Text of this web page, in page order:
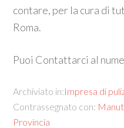
contare, per la cura di
Roma.
Puoi Contattarci al
Archiviato in:Impresa di
Contrassegnato con:
Provincia